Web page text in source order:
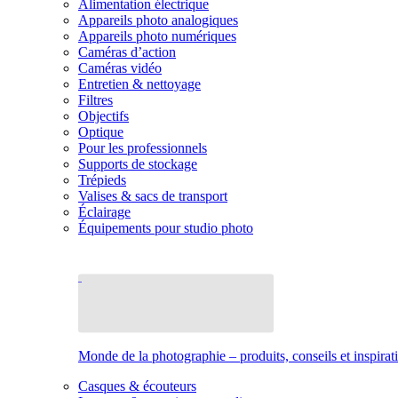
Alimentation électrique
Appareils photo analogiques
Appareils photo numériques
Caméras d’action
Caméras vidéo
Entretien & nettoyage
Filtres
Objectifs
Optique
Pour les professionnels
Supports de stockage
Trépieds
Valises & sacs de transport
Éclairage
Équipements pour studio photo
Monde de la photographie – produits, conseils et
Casques & écouteurs